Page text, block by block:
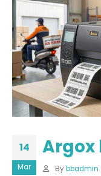
14
Mar
Argox
By bbadmin